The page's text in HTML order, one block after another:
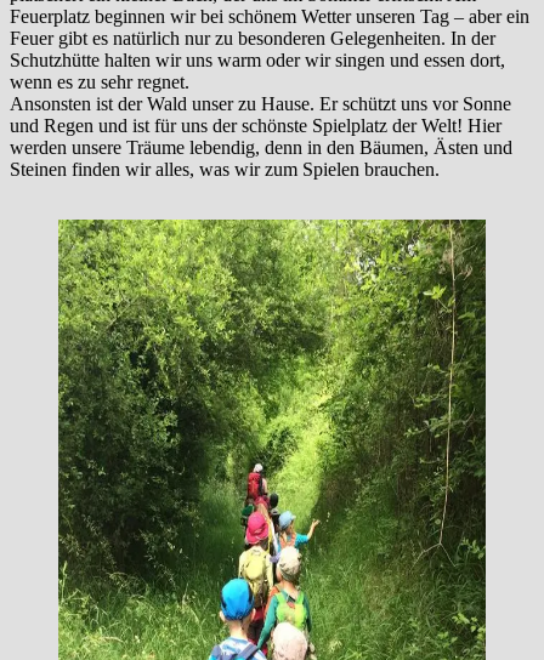
Feuerplatz beginnen wir bei schönem Wetter unseren Tag – aber ein
Feuer gibt es natürlich nur zu besonderen Gelegenheiten. In der
Schutzhütte halten wir uns warm oder wir singen und essen dort,
wenn es zu sehr regnet.
Ansonsten ist der Wald unser zu Hause. Er schützt uns vor Sonne
und Regen und ist für uns der schönste Spielplatz der Welt! Hier
werden unsere Träume lebendig, denn in den Bäumen, Ästen und
Steinen finden wir alles, was wir zum Spielen brauchen.